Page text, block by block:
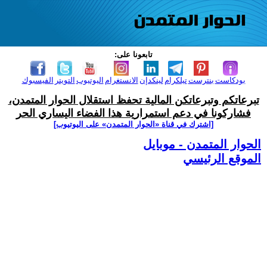
تابعونا على:
الفيسبوك التويتر اليوتيوب الانستغرام لينكدإن تيلكرامبنترست بودكاست
تبرعاتكم وتبرعاتكن المالية تحفظ استقلال الحوار المتمدن،
فشاركونا في دعم استمرارية هذا الفضاء اليساري الحر
[اشترك في قناة ‫«الحوار المتمدن» على اليوتيوب]
الحوار المتمدن - موبايل
الموقع الرئيسي